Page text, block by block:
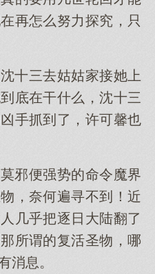
再怎么努力探究，只
十三去姑姑家接她上
底在干什么，沈十三
手抓到了，许可馨也
邪便强势的命令魔界
，奈何遍寻不到！近
几乎把逐日大陆翻了
所谓的复活圣物，哪
消息。